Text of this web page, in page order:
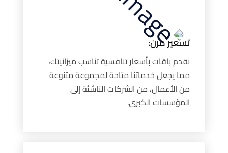
تسعير مرن:
نقدم باقات بأسعار تنافسية تناسب ميزانيتك،
مما يجعل خدماتنا متاحة لمجموعة متنوعة
من الأعمال، من الشركات الناشئة إلى
المؤسسات الكبرى.